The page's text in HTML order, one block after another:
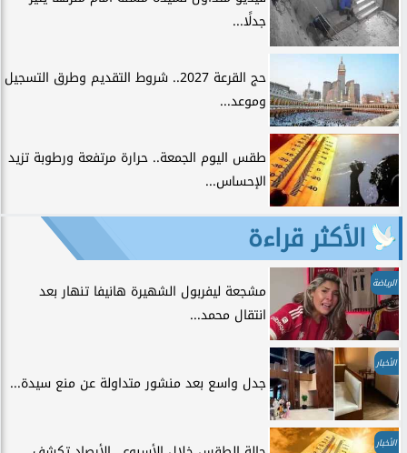
جدلًا...
حج القرعة 2027.. شروط التقديم وطرق التسجيل
وموعد...
طقس اليوم الجمعة.. حرارة مرتفعة ورطوبة تزيد
الإحساس...
الأكثر قراءة
الرياضة
مشجعة ليفربول الشهيرة هانيفا تنهار بعد
انتقال محمد...
الأخبار
جدل واسع بعد منشور متداولة عن منع سيدة...
الأخبار